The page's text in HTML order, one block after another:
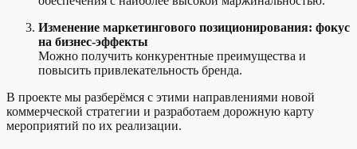
Изменение маркетингового позиционирования: фокус
на бизнес-эффекты
Можно получить конкурентные преимущества и
повысить привлекательность бренда.
В проекте мы разберёмся с этими направлениями новой
коммерческой стратегии и разработаем дорожную карту
мероприятий по их реализации.